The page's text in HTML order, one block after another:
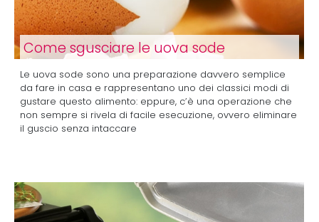
Come sgusciare le uova sode
Le uova sode sono una preparazione davvero semplice
da fare in casa e rappresentano uno dei classici modi di
gustare questo alimento: eppure, c’è una operazione che
non sempre si rivela di facile esecuzione, ovvero eliminare
il guscio senza intaccare